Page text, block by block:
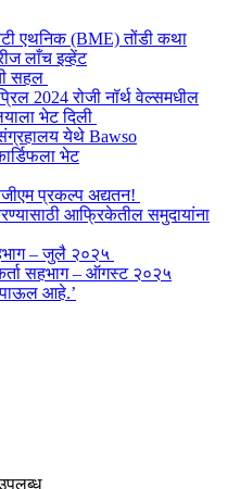
एथनिक (BME) तोंडी कथा
लाँच इव्हेंट
सहल
2024 रोजी नॉर्थ वेल्समधील
भेट दिली
येथे Bawso
भेट
प्रकल्प अद्यतन!
आफ्रिकेतील समुदायांना
– जुलै २०२५
सहभाग – ऑगस्ट २०२५
आहे.’